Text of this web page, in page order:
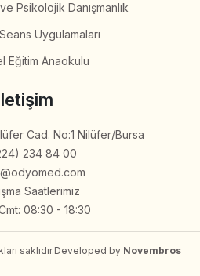
Psikolojik Danışmanlık
Uygulamaları
Eğitim Anaokulu
Cad. No:1 Nilüfer/Bursa
234 84 00
Saatlerimiz
08:30 - 18:30
saklıdır.Developed by Novembros